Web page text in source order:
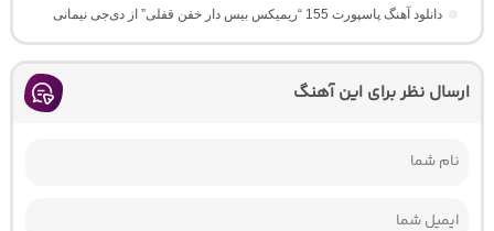
دانلود آهنگ پاسپورت 155 “ریمیکس بیس دار خفن قفلی” از دی‌جی نیمانی
ارسال نظر برای این آهنگ